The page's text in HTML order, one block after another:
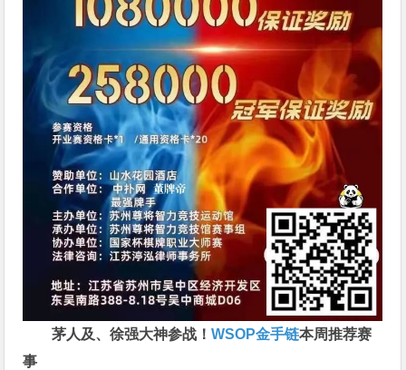
茅人及、徐强大神参战！WSOP金手链本周推荐赛
事